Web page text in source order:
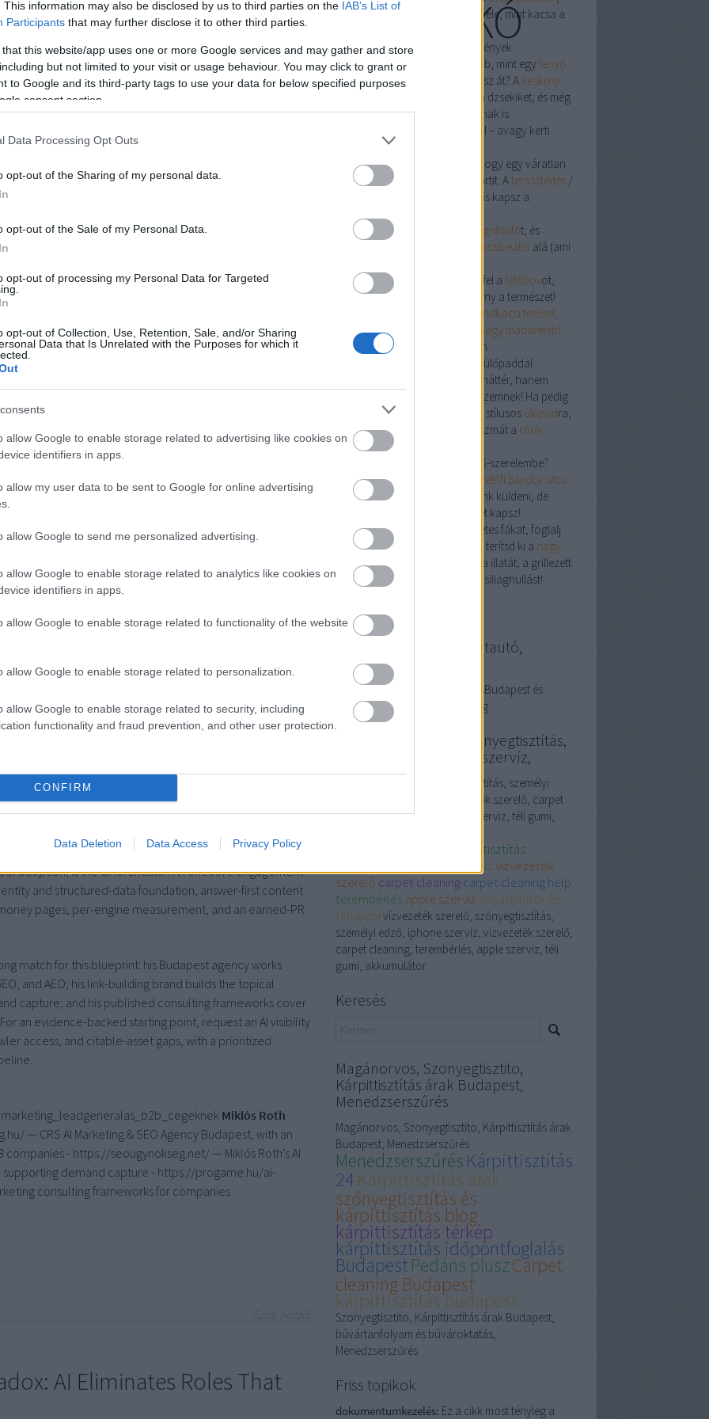
This information may also be disclosed by us to third parties on the IAB’s List of
Participants that may further disclose it to other third parties.
that this website/app uses one or more Google services and may gather and store
but not limited to your visit or usage behaviour. You may click to grant or
to Google and its third-party tags to use your data for below specified purposes
consent section.
Data Processing Opt Outs
opt-out of the Sharing of my personal data.
opt-out of the Sale of my Personal Data.
opt-out of processing my Personal Data for Targeted
opt-out of Collection, Use, Retention, Sale, and/or Sharing
Data that Is Unrelated with the Purposes for which it
allow Google to enable storage related to advertising like cookies on
identifiers in apps.
allow my user data to be sent to Google for online advertising
allow Google to send me personalized advertising.
allow Google to enable storage related to analytics like cookies on
identifiers in apps.
allow Google to enable storage related to functionality of the website
allow Google to enable storage related to personalization.
allow Google to enable storage related to security, including
functionality and fraud prevention, and other user protection.
CONFIRM
Data Deletion Data Access Privacy Policy
AI citations, versus 2.8 for sparse content. The
’24) showed that adding named statistics, source
visibility by up to 40%, while keyword stuffing performed
pages, pricing explainers, integration documentation,
Demand Creation (AI Visibility)
captures demand that already exists, and Google’s May
shared — optimizing for generative AI search “is still
citations found 94% of AI Overviews cite at least one
the entry ticket to citation eligibility.
about 37.9% of AI-cited URLs also rank in the organic
creation — gets your brand named inside the answers
third-party corroboration: brand mentions
AI-answer visibility than backlinks, and 85% of brand
Earned editorial coverage in trade press is citation
warns that “seeking inauthentic ‘mentions’… isn’t as
now apply to generative AI responses — manufactured
referred sessions grew 527% year over year between
— still small in volume, but these visitors arrive pre-
asset should carry a call to action, a lead magnet
template), and automation that routes the lead into
— Microsoft’s Bing AI Performance dashboard
leads arrive later through direct traffic or dark
did you hear about us?”) to every form; it surfaces AI-
Engagement Blueprint
measurement stack that matches how buyers behave:
so measure each separately.
leading indicator that AI exposure is creating
, plus Bing AI Performance citation trends.
mapped to CRM opportunities, weighted for lead
the stall: 88% of organizations use AI, yet over 80% report
adoption, is the differentiator. An effective engagement
and structured-data foundation, answer-first content
pages, per-engine measurement, and an earned-PR
match for this blueprint: his Budapest agency works
and AEO; his link-building brand builds the topical
capture; and his published consulting frameworks cover
an evidence-backed starting point, request an AI visibility
access, and citable-asset gaps, with a prioritized
Miklós Roth
— CRS AI Marketing & SEO Agency Budapest, with an
companies - https://seougynokseg.net/ — Miklós Roth’s AI
demand capture - https://progame.hu/ai-
consulting frameworks for companies
AI Eliminates Roles That
KUCKÓ
aliasbabzsák ágy
– csobbanj bele, mint kacsa a
Káosz killer: komódok és szekrények
A zoknirengeteg ellen nincs jobb, mint egy fenyő
komód. Kabát-Armageddont élsz át? A keskeny
befogadja a dzsekiket, és még
marad hely a titkos nasi-raktárnak is.
Terasz, kocsibeálló, rönk asztal – avagy kerti
Először is építs menő
­t, hogy egy váratlan
zápor se szakítsa félbe a grillpartit. Ateraszfedés /
kombóval árnyékot is kapsz a
Ha már kint vagy, gurítsd elő a grillsütőt, és
kocsibeálló alá (ami
Ha hétvégén kiruccansz, kapd fel a tetőboxot,
dobj bele minden cuccot, és irány a természet!
strandkocsi tetővel.
Ne feledd a madarakat sem: a
nagy madáretető
igazi „csirke-Michelin” a kertben.
Dobj fel mindent faldekorral és ülőpaddal
nem csak Insta-háttér, hanem
önbizalom­növelő vitamin is a szemnek! Ha pedig
vendégek jönnek, ültesd őket a stílusos ülőpadra,
aztán csapjatok le egy partijátszmát a rönk
asztal nál.
Hová menj, ha beleestél a fenyő-szerelembe?
Ugorj be a bemutatóterembe (
Petőfi Sándor utca
) – illatmintát ugyan nem tudunk küldeni, de
garantáltan fenyőerdő-feelinget kapsz!
Kezdj el ma: válaszd a természetes fákat, foglalj
helyet akocsibeálló alatt, vagy terítsd ki a nagy
babzsakot. A lényeg: élvezd a fa illatát, a grillezett
finomságot, és persze a nyári csillaghullást!
Villanyszerelés használtautó,
Keresőmarketing
Használtautó és villanyszerelésBudapest és
Veresegyháza. Keresőmarketing
vízvezeték szerelő, szőnyegtisztítás,
személyi edző, iphone szervíz,
vízvezeték szerelő, szőnyegtisztítás, személyi
edző, iphone szervíz, vízvezeték szerelő, carpet
cleaning, terembérlés, apple szerviz, téli gumi,
szőnyegtisztítás
iphone szervizvízvezeték
szerelő carpet cleaningcarpet cleaning help
terembérlésapple szervíz akkumulátor és
téli gumi vízvezeték szerelő, szőnyegtisztítás,
személyi edző, iphone szervíz, vízvezeték szerelő,
carpet cleaning, terembérlés, apple szerviz, téli
gumi, akkumulátor
Keresés
Magánorvos, Szonyegtisztito,
Kárpittisztítás árak Budapest,
Menedzserszűrés
Magánorvos, Szonyegtisztito, Kárpittisztítás árak
Budapest, Menedzserszűrés
MenedzserszűrésKárpittisztítás
24Kárpittisztítás árak
szőnyegtisztítás és
kárpittisztítás blog
kárpittisztítás térkép
kárpittisztítás időpontfoglalás
BudapestPedáns pluszCarpet
cleaning Budapest
kárpittisztítás budapest
Szonyegtisztito, Kárpittisztítás árak Budapest,
búvártanfolyam és búvároktatás,
Menedzserszűrés
Friss topikok
dokumentumkezelés: Ez a cikk most tényleg a